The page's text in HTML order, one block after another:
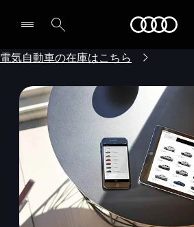
電気自動車の在庫はこちら